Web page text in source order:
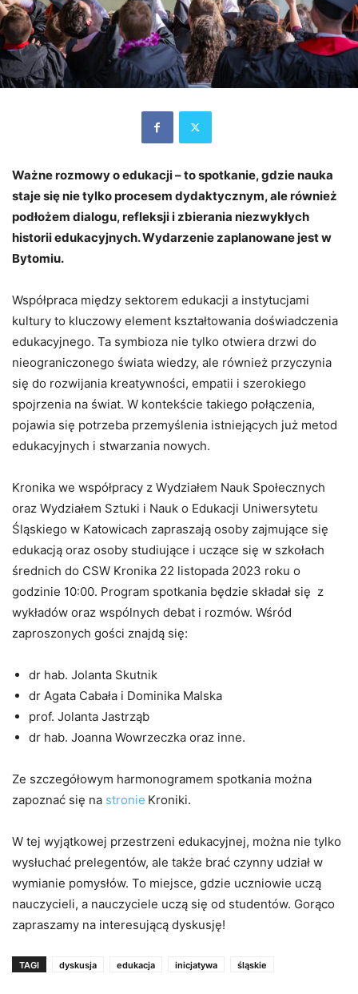
Ważne rozmowy o edukacji – to spotkanie, gdzie nauka
staje się nie tylko procesem dydaktycznym, ale również
podłożem dialogu, refleksji i zbierania niezwykłych
historii edukacyjnych. Wydarzenie zaplanowane jest w
Bytomiu.
Współpraca między sektorem edukacji a instytucjami
kultury to kluczowy element kształtowania doświadczenia
edukacyjnego. Ta symbioza nie tylko otwiera drzwi do
nieograniczonego świata wiedzy, ale również przyczynia
się do rozwijania kreatywności, empatii i szerokiego
spojrzenia na świat. W kontekście takiego połączenia,
pojawia się potrzeba przemyślenia istniejących już metod
edukacyjnych i stwarzania nowych.
Kronika we współpracy z Wydziałem Nauk Społecznych
oraz Wydziałem Sztuki i Nauk o Edukacji Uniwersytetu
Śląskiego w Katowicach zapraszają osoby zajmujące się
edukacją oraz osoby studiujące i uczące się w szkołach
średnich do CSW Kronika 22 listopada 2023 roku o
godzinie 10:00. Program spotkania będzie składał się z
wykładów oraz wspólnych debat i rozmów. Wśród
zaproszonych gości znajdą się:
dr hab. Jolanta Skutnik
dr Agata Cabała i Dominika Malska
prof. Jolanta Jastrząb
dr hab. Joanna Wowrzeczka oraz inne.
Ze szczegółowym harmonogramem spotkania można
zapoznać się na stronie Kroniki.
W tej wyjątkowej przestrzeni edukacyjnej, można nie tylko
wysłuchać prelegentów, ale także brać czynny udział w
wymianie pomysłów. To miejsce, gdzie uczniowie uczą
nauczycieli, a nauczyciele uczą się od studentów. Gorąco
zapraszamy na interesującą dyskusję!
TAGI dyskusja edukacja inicjatywa śląskie